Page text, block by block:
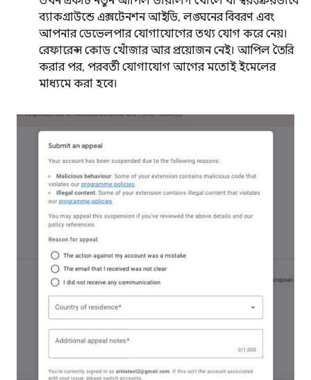
ব্যাকগ্রাউন্ডে এক্সটেনশন আইডি, লঙ্ঘনের বিবরণ এবং
আপনার ডেভেলপার যোগাযোগের তথ্য যোগ করে নেয়।
রেফারেন্স কোড খোঁজার আর প্রয়োজন নেই। আপিল তৈরি
করার পর, পরবর্তী যোগাযোগ আগের মতোই ইমেলের
মাধ্যমে করা হবে।